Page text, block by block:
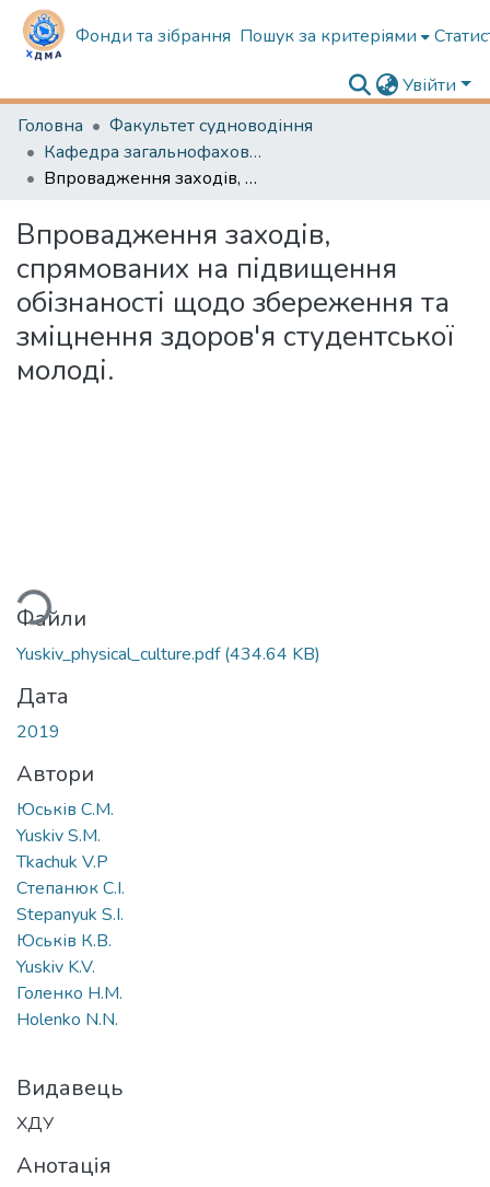
Фонди та зібрання Пошук за критеріями
Увійти
Головна
Факультет судноводіння
Кафедра загальнофахової підготовки та морської безпеки
Впровадження заходів, спрямованих на підвищення обізнаності щодо збереження та зміцнення здоров'я студентської молоді.
Впровадження заходів,
спрямованих на підвищення
обізнаності щодо збереження та
зміцнення здоров'я студентської
молоді.
Файли
Yuskiv_physical_culture.pdf(434.64 KB)
Дата
2019
Автори
Юськів С.М.
Yuskiv S.M.
Tkachuk V.P
Степанюк С.І.
Stepanyuk S.I.
Юськів К.В.
Yuskiv K.V.
Голенко Н.М.
Holenko N.N.
Видавець
ХДУ
Анотація